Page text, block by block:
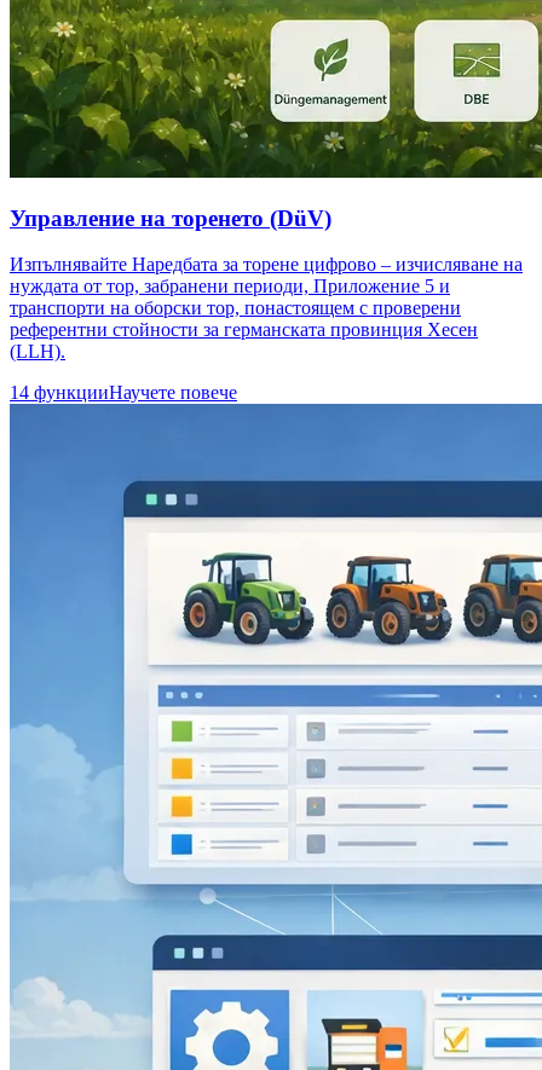
Управление на торенето (DüV)
Изпълнявайте Наредбата за торене цифрово – изчисляване на
нуждата от тор, забранени периоди, Приложение 5 и
транспорти на оборски тор, понастоящем с проверени
референтни стойности за германската провинция Хесен
(LLH).
14 функцииНаучете повече